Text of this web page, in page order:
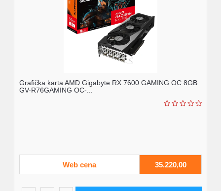
Grafička karta AMD Gigabyte RX 7600 GAMING OC 8GB
GV-R76GAMING OC-...
Web cena 35.220,00